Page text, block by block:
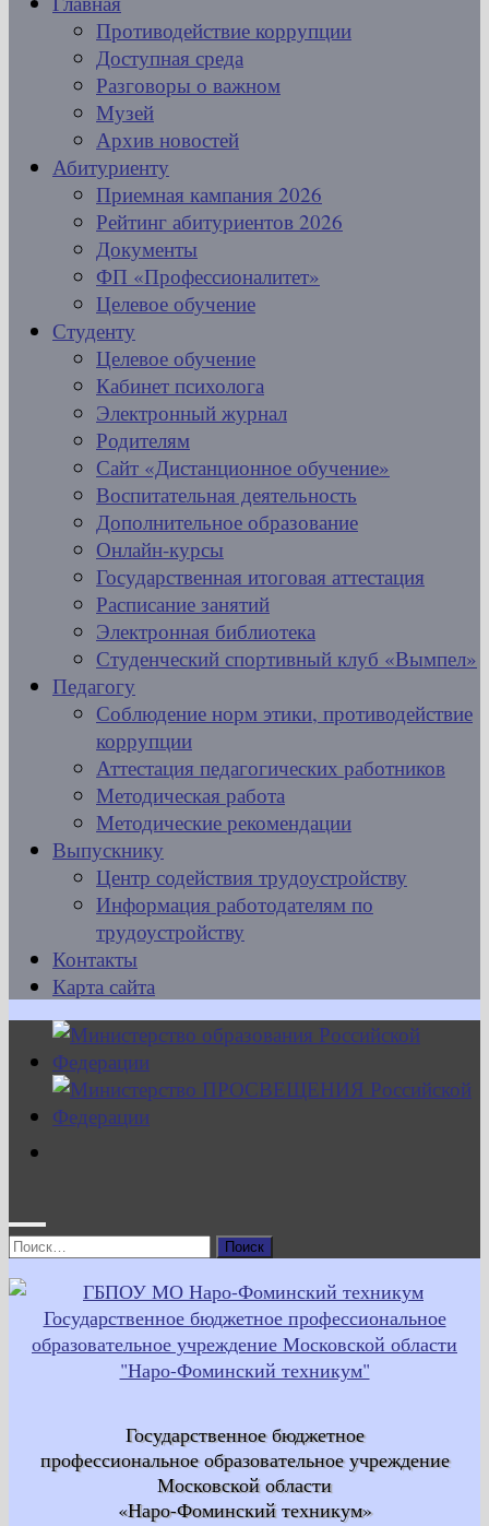
Противодействие коррупции
Доступная среда
Разговоры о важном
Музей
Архив новостей
Абитуриенту
Приемная кампания 2026
Рейтинг абитуриентов 2026
Документы
ФП «Профессионалитет»
Целевое обучение
Студенту
Целевое обучение
Кабинет психолога
Электронный журнал
Родителям
Сайт «Дистанционное обучение»
Воспитательная деятельность
Дополнительное образование
Онлайн-курсы
Государственная итоговая аттестация
Расписание занятий
Электронная библиотека
Студенческий спортивный клуб «Вымпел»
Педагогу
Соблюдение норм этики, противодействие
коррупции
Аттестация педагогических работников
Методическая работа
Методические рекомендации
Выпускнику
Центр содействия трудоустройству
Информация работодателям по
трудоустройству
Контакты
Карта сайта
Найти:
Государственное бюджетное
профессиональное образовательное учреждение
Московской области
«Наро-Фоминский техникум»